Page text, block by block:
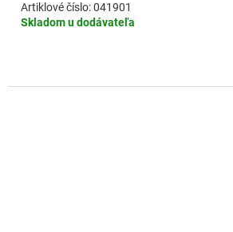
Skladom u dodávateľa
041901